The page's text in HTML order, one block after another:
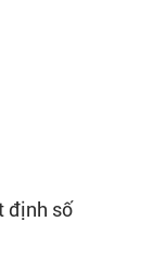
định số